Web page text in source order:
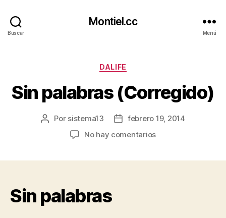
Buscar
Montiel.cc
Menú
Categorías
DALIFE
Sin palabras (Corregido)
Autor
Por sistema13
Fechafebrero 19, 2014
No hay comentariosen
Sin palabras